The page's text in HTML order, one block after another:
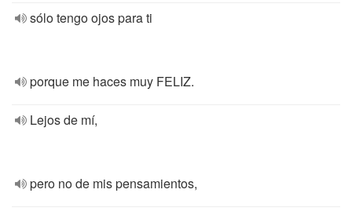
sólo tengo ojos para ti
porque me haces muy FELIZ.
Lejos de mí,
pero no de mis pensamientos,